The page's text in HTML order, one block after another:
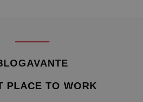
PLACE TO WORK